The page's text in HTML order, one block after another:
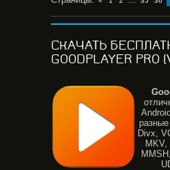
СКАЧАТЬ
GOODPLAYER PRO
Divx,
MKV,